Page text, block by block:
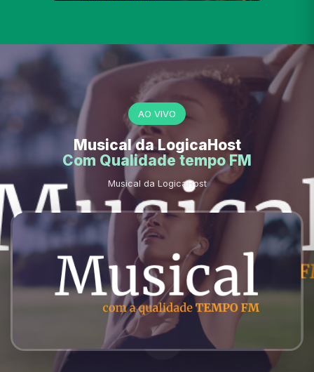
AO VIVO
Musical da LogicaHost
Com Qualidade tempo FM
Musical da LogicaHost